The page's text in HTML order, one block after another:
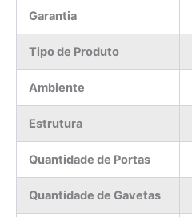
Garantia
Tipo de Produto
Ambiente
Estrutura
Quantidade de Portas
Quantidade de Gavetas